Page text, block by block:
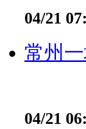
04/21
常州
04/21